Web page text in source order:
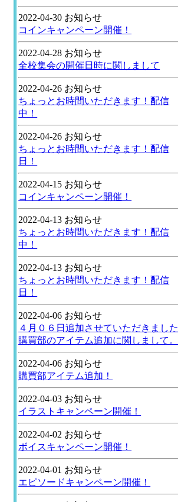
2022-04-30 お知らせ
コインキャンペーン開催！
2022-04-28 お知らせ
全校集会の開催日時に関しまして
2022-04-26 お知らせ
ちょっとお時間いただきます！配信
中！
2022-04-26 お知らせ
ちょっとお時間いただきます！配信
日！
2022-04-15 お知らせ
コインキャンペーン開催！
2022-04-13 お知らせ
ちょっとお時間いただきます！配信
中！
2022-04-13 お知らせ
ちょっとお時間いただきます！配信
日！
2022-04-06 お知らせ
４月０６日追加させていただきました
購買部のアイテム追加に関しまして。
2022-04-06 お知らせ
購買部アイテム追加！
2022-04-03 お知らせ
イラストキャンペーン開催！
2022-04-02 お知らせ
ボイスキャンペーン開催！
2022-04-01 お知らせ
エピソードキャンペーン開催！